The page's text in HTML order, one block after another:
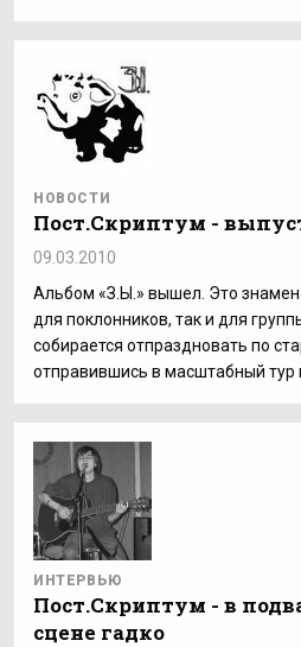
НОВОСТИ
Пост.Скриптум -
09.03.2010
Альбом «З.Ы.» вышел. Это
для поклонников, так и для
собирается отпраздновать по
отправившись в масштабный тур
ИНТЕРВЬЮ
Пост.Скриптум - в
сцене гадко